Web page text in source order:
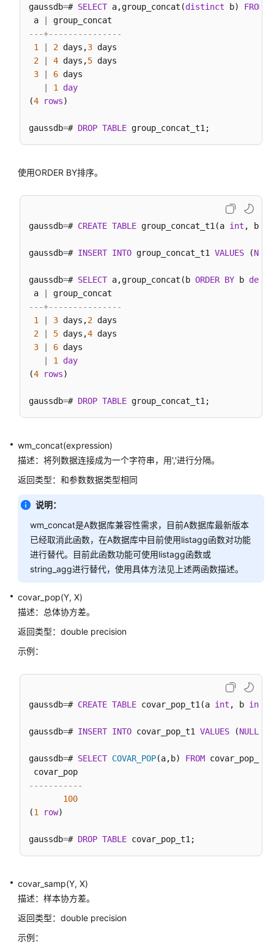
自
治
事
务
系
统
和
系
视
置
行
参
数
开
发
南
布
式
2.x）
发
指
南
（集
中
式
_V2.0-
开
发
南
布
_V2.0-
M-
发
南
_V2.0-
8.x）
gaussdb=# SELECT a,group_concat(distinct b) FROM
a
---+---------------
1
2 days,3 days
2
4 days,5 days
3
6 days
1
day
(4 rows)
gaussdb=# DROP TABLE
使用ORDER BY排序。
gaussdb=# CREATE TABLE group_concat_t1(a int , b
gaussdb=# INSERT INTO group_concat_t1 VALUES (NULL
gaussdb=# SELECT a,group_concat(b ORDER BY b desc
a
---+---------------
1
3 days,2 days
2
5 days,4 days
3
6 days
1
day
(4 rows)
gaussdb=# DROP TABLE
wm_concat(expression)
描述：将列数据连接成为一个字符串，用','进行分隔。
返回类型：和参数数据类型相同
说明：
wm_concat是A数据库兼容性需求，目前A数据库最新版本
已经取消此函数，在A数据库中目前使用listagg函数对功能
进行替代。目前此函数功能可使用listagg函数或
string_agg进行替代，使用具体方法见上述两函数描述。
covar_pop(Y, X)
描述：总体协方差。
返回类型：double precision
示例：
gaussdb=# CREATE TABLE covar_pop_t1(a int , b int
gaussdb=# INSERT INTO covar_pop_t1 VALUES (NULL
gaussdb=# SELECT COVAR_POP(a,b) FROM covar_pop_t1;
-----------
100
(1 row)
gaussdb=# DROP TABLE
covar_samp(Y, X)
描述：样本协方差。
返回类型：double precision
示例：